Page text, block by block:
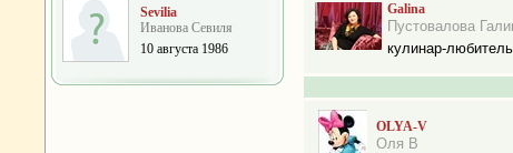
Sevilia
Иванова Севиля
10 августа 1986
Galina
Пустовалова
кулинар-любитель
OLYA-V
Оля В